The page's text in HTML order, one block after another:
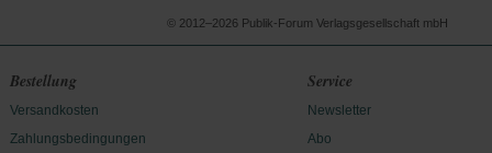
© 2012–2026 Publik-Forum Verlagsgesellschaft mbH
Bestellung
Versandkosten
Zahlungsbedingungen
Service
Newsletter
Abo